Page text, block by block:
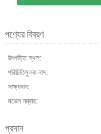
পণ্যের বিবরণ
উৎপত্তি স্থল:
পরিচিতিমুলক নাম:
সাক্ষ্যদান:
মডেল নম্বার:
প্রদান